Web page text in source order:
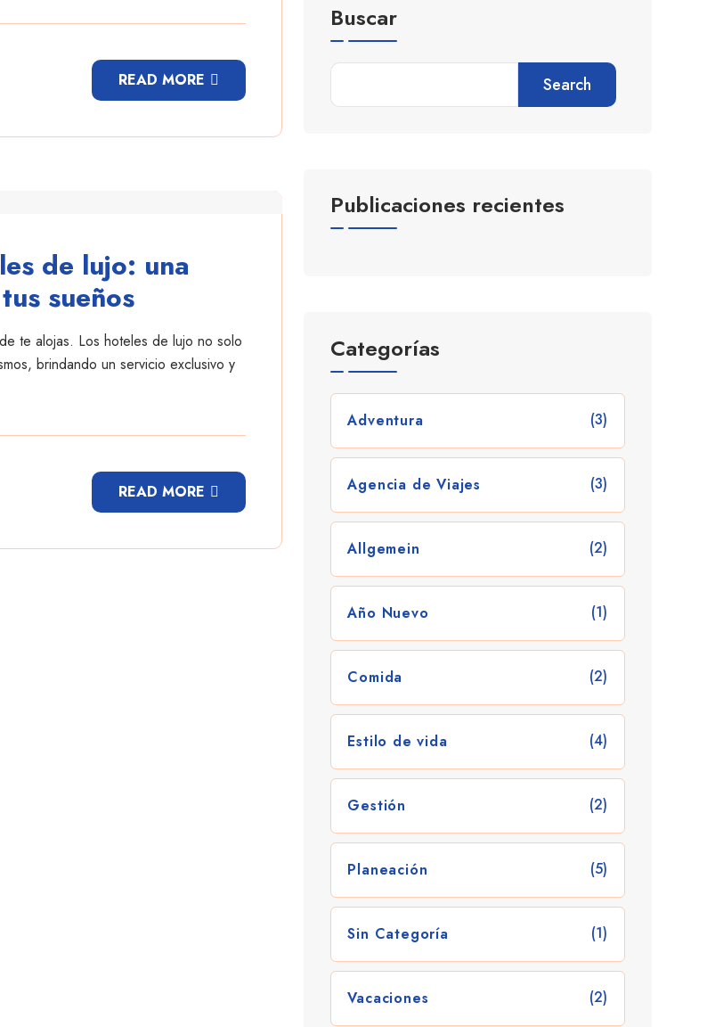
READ MORE
de lujo: una
sueños
te alojas. Los hoteles de lujo no solo
brindando un servicio exclusivo y
READ MORE
Buscar
Search
Publicaciones recientes
Categorías
Adventura (3)
Agencia de Viajes (3)
Allgemein (2)
Año Nuevo (1)
Comida (2)
Estilo de vida (4)
Gestión (2)
Planeación (5)
Sin Categoría (1)
Vacaciones (2)